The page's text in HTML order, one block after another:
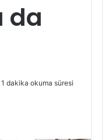
da
1 dakika okuma süresi